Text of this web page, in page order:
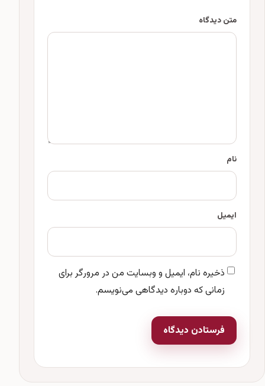
متن دیدگاه
نام
ایمیل
ذخیره نام، ایمیل و وبسایت من در مرورگر برای
زمانی که دوباره دیدگاهی می‌نویسم.
فرستادن دیدگاه